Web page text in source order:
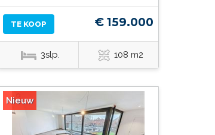
TE KOOP € 159.000
3slp. 108 m2
Nieuw